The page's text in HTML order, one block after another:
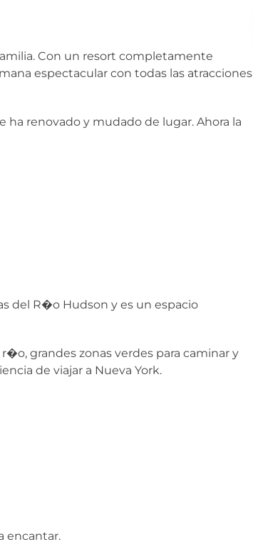
Con un resort completamente
espectacular con todas las atracciones
renovado y mudado de lugar. Ahora la
del R�o Hudson y es un espacio
grandes zonas verdes para caminar y
de viajar a Nueva York.
encantar.